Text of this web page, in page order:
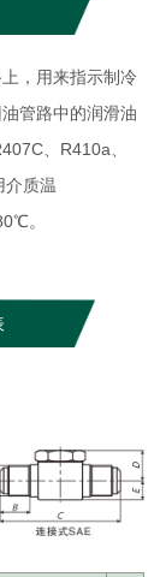
，用来指示制冷
管路中的润滑油
、R410a、
质温
。